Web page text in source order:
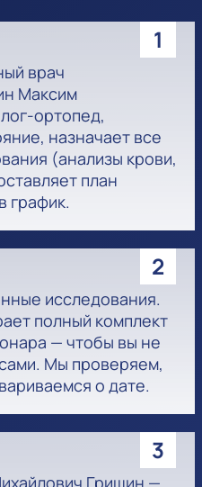
1
врач
Максим
ортопед,
назначает все
(анализы крови,
план
график.
2
исследования.
полный комплект
— чтобы вы не
Мы проверяем,
о дате.
3
Гришин —